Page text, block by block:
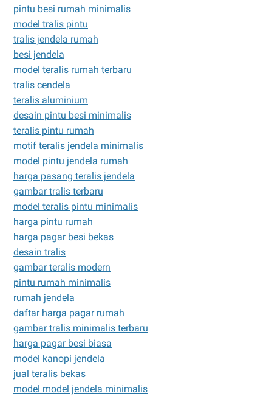
pintu besi rumah minimalis
model tralis pintu
tralis jendela rumah
besi jendela
model teralis rumah terbaru
tralis cendela
teralis aluminium
desain pintu besi minimalis
teralis pintu rumah
motif teralis jendela minimalis
model pintu jendela rumah
harga pasang teralis jendela
gambar tralis terbaru
model teralis pintu minimalis
harga pintu rumah
harga pagar besi bekas
desain tralis
gambar teralis modern
pintu rumah minimalis
rumah jendela
daftar harga pagar rumah
gambar tralis minimalis terbaru
harga pagar besi biasa
model kanopi jendela
jual teralis bekas
model model jendela minimalis